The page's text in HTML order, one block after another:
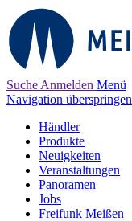
Suche Anmelden Menü
Navigation überspringen
Händler
Produkte
Neuigkeiten
Veranstaltungen
Panoramen
Jobs
Freifunk Meißen